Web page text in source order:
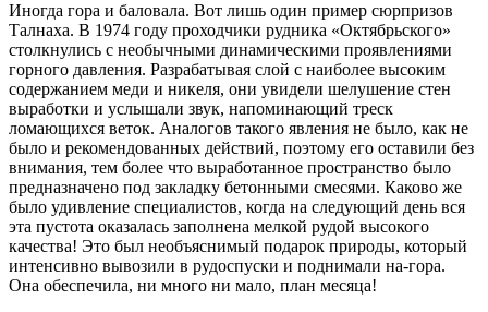
Иногда гора и баловала. Вот лишь один пример сюрпризов
Талнаха. В 1974 году проходчики рудника «Октябрьского»
столкнулись с необычными динамическими проявлениями
горного давления. Разрабатывая слой с наиболее высоким
содержанием меди и никеля, они увидели шелушение стен
выработки и услышали звук, напоминающий треск
ломающихся веток. Аналогов такого явления не было, как не
было и рекомендованных действий, поэтому его оставили без
внимания, тем более что выработанное пространство было
предназначено под закладку бетонными смесями. Каково же
было удивление специалистов, когда на следующий день вся
эта пустота оказалась заполнена мелкой рудой высокого
качества! Это был необъяснимый подарок природы, который
интенсивно вывозили в рудоспуски и поднимали на-гора.
Она обеспечила, ни много ни мало, план месяца!